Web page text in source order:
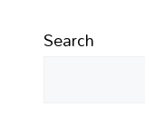
Search